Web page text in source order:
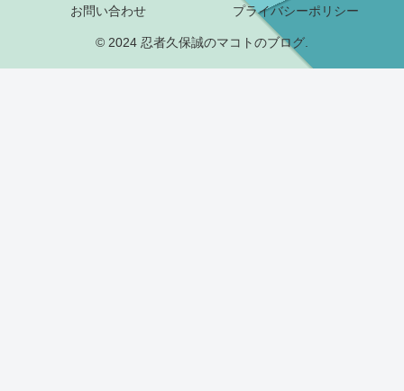
お問い合わせ プライバシーポリシー
© 2024 忍者久保誠のマコトのブログ.